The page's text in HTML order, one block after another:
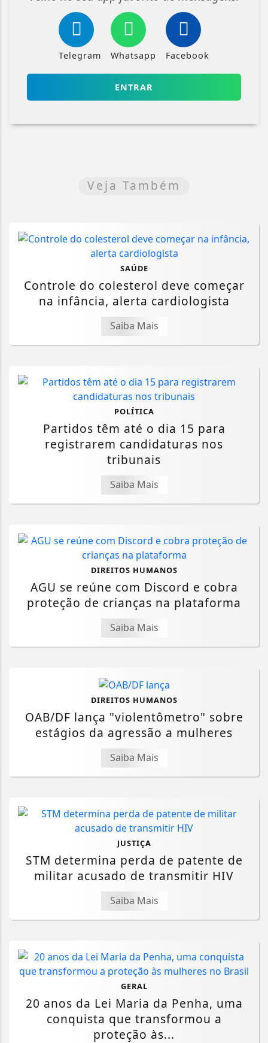
Telegram Whatsapp Facebook
ENTRAR
Veja Também
SAÚDE
Controle do colesterol deve começar
na infância, alerta cardiologista
Saiba Mais
POLÍTICA
Partidos têm até o dia 15 para
registrarem candidaturas nos
tribunais
Saiba Mais
DIREITOS HUMANOS
AGU se reúne com Discord e cobra
proteção de crianças na plataforma
Saiba Mais
DIREITOS HUMANOS
OAB/DF lança "violentômetro" sobre
estágios da agressão a mulheres
Saiba Mais
JUSTIÇA
STM determina perda de patente de
militar acusado de transmitir HIV
Saiba Mais
GERAL
20 anos da Lei Maria da Penha, uma
conquista que transformou a
proteção às...